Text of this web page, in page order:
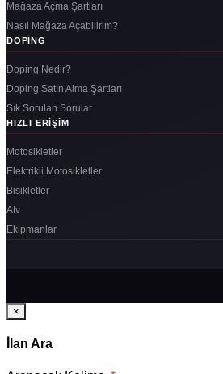
Mağaza Açma Şartları
Nasıl Mağaza Açabilirim?
DOPING
Doping Nedir?
Doping Satın Alma Şartları
Sık Sorulan Sorular
HIZLI ERIŞIM
Motosikletler
Elektrikli Motosikletler
Bisikletler
Atv
Ekipmanlar
×
İlan Ara